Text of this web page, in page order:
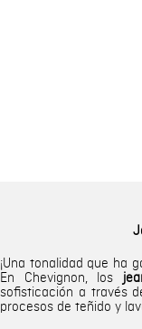
¡Una tonalidad que ha
En Chevignon, los
sofisticación a través
procesos de teñido y